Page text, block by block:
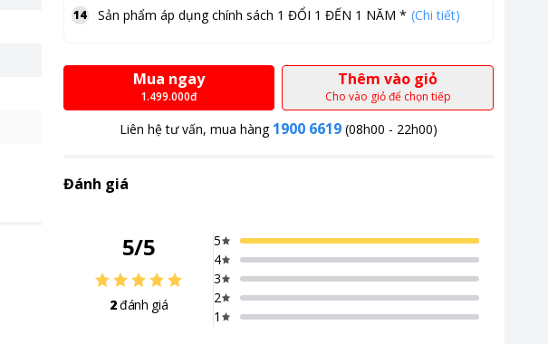
14 Sản phẩm áp dụng chính sách 1 ĐỔI 1 ĐẾN 1 NĂM * (Chi tiết)
Mua ngay
1.499.000đ
Thêm vào giỏ
Cho vào giỏ để chọn tiếp
Liên hệ tư vấn, mua hàng 1900 6619 (08h00 - 22h00)
Đánh giá
5/5
2đánh giá
5
4
3
2
1